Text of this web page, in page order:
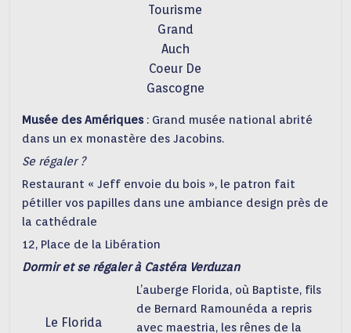
Tourisme
Grand
Auch
Coeur De
Gascogne
Musée des Amériques : Grand musée national abrité
dans un ex monastère des Jacobins.
Se régaler ?
Restaurant « Jeff envoie du bois », le patron fait
pétiller vos papilles dans une ambiance design près de
la cathédrale
12, Place de la Libération
Dormir et se régaler à Castéra Verduzan
Le Florida
L’auberge Florida, où Baptiste, fils
de Bernard Ramounéda a repris
avec maestria, les rênes de la